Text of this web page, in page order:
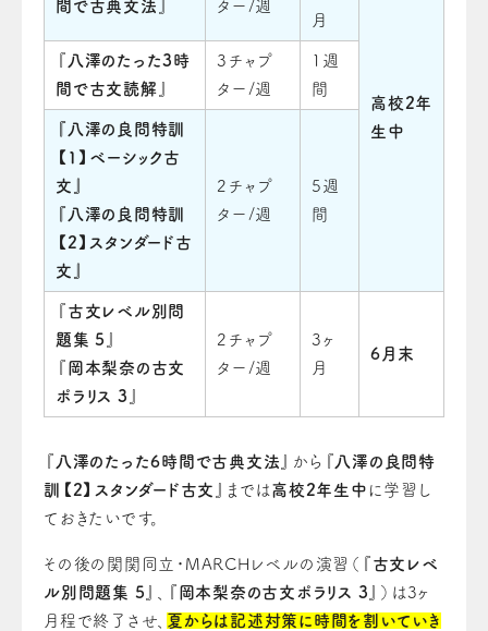
間で古典文法
ター/週
月
高校2年
生中
『 八澤のたった3時
間で古文読解
3チャプ
ター/週
1週
間
『八澤の良問特訓
【1】ベーシック古
文』
『八澤の良問特訓
【2】スタンダード古
文』
2チャプ
ター/週
5週
間
『 古文レベル別問
題集 5
『 岡本梨奈の古文
ポラリス 3
2チャプ
ター/週
3ヶ
月
6月末
『 八澤のたった6時間で古典文法 』から『 八澤の良問特
訓【2】スタンダード古文
』までは 高校2年生中 に学習し
ておきたいです。
その後の関関同立・MARCHレベルの演習（『 古文レベ
ル別問題集 5 』、『 岡本梨奈の古文ポラリス 3 』）は3ヶ
月程で終了させ、
夏からは記述対策に時間を割いていき